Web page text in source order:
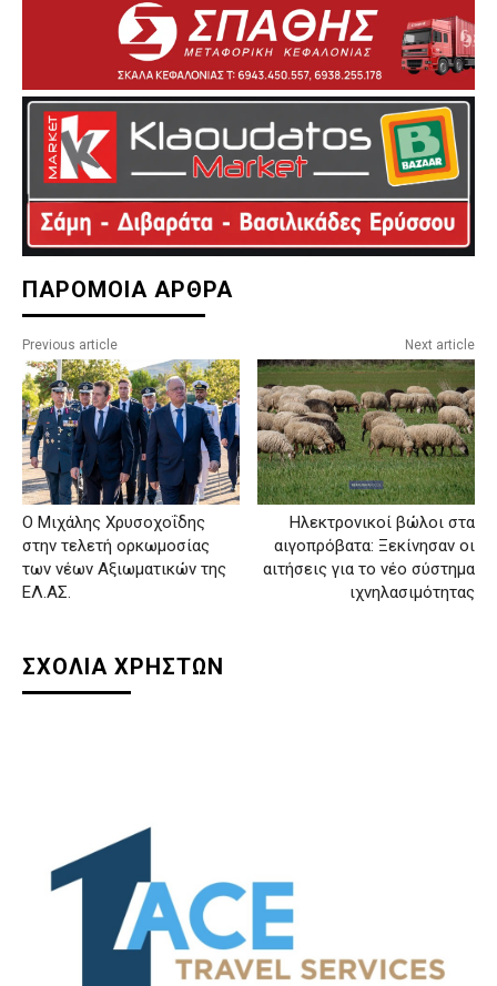
ΠΑΡΟΜΟΙΑ ΑΡΘΡΑ
Previous article
Ο Μιχάλης Χρυσοχοΐδης
στην τελετή ορκωμοσίας
των νέων Αξιωματικών της
ΕΛ.ΑΣ.
Next article
Ηλεκτρονικοί βώλοι στα
αιγοπρόβατα: Ξεκίνησαν οι
αιτήσεις για το νέο σύστημα
ιχνηλασιμότητας
ΣΧΟΛΙΑ ΧΡΗΣΤΩΝ